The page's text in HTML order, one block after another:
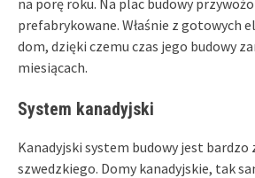
prefabrykowane. Właśnie z gotowych
dom, dzięki czemu czas jego budowy
miesiącach.
System kanadyjski
Kanadyjski system budowy jest bardzo
szwedzkiego. Domy kanadyjskie, tak